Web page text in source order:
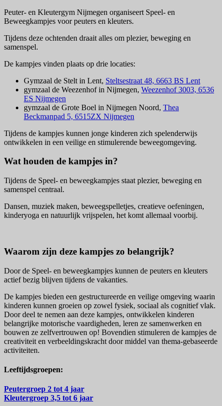
Peuter- en Kleutergym Nijmegen organiseert Speel- en
Beweegkampjes voor peuters en kleuters.
Tijdens deze ochtenden draait alles om plezier, beweging en
samenspel.
De kampjes vinden plaats op drie locaties:
Gymzaal de Stelt in Lent, Steltsestraat 48, 6663 BS Lent
gymzaal de Weezenhof in Nijmegen, Weezenhof 3003, 6536
ES Nijmegen
gymzaal de Grote Boel in Nijmegen Noord, Thea
Beckmanpad 5, 6515ZX Nijmegen
Tijdens de kampjes kunnen jonge kinderen zich spelenderwijs
ontwikkelen in een veilige en stimulerende beweegomgeving.
Wat houden de kampjes in?
Tijdens de Speel- en beweegkampjes staat plezier, beweging en
samenspel centraal.
Dansen, muziek maken, beweegspelletjes, creatieve oefeningen,
kinderyoga en natuurlijk vrijspelen, het komt allemaal voorbij.
Waarom zijn deze kampjes zo belangrijk?
Door de Speel- en beweegkampjes kunnen de peuters en kleuters
actief bezig blijven tijdens de vakanties.
De kampjes bieden een gestructureerde en veilige omgeving waarin
kinderen kunnen groeien op zowel fysiek, sociaal als cognitief vlak.
Door deel te nemen aan deze kampjes, ontwikkelen kinderen
belangrijke motorische vaardigheden, leren ze samenwerken en
bouwen ze zelfvertrouwen op! Bovendien stimuleren de kampjes de
creativiteit en verbeeldingskracht door middel van thema-gebaseerde
activiteiten.
Leeftijdsgroepen:
Peutergroep 2 tot 4 jaar
Kleutergroep 3,5 tot 6 jaar